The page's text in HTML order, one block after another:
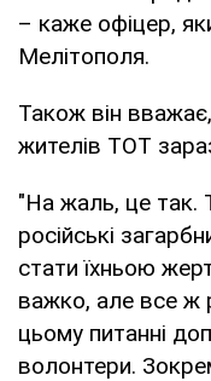
– каже офіцер,
Мелітополя.
Також він
жителів ТОТ
"На жаль, це так.
російські
стати їхньою
важко, але все ж
цьому питанні
волонтери.